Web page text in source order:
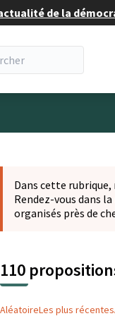
de la
Dans cette
Rendez-vous dans
organisés près de
110
AléatoireLes plus récentes